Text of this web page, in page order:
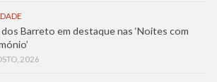
dos Barreto em destaque nas ‘Noites com
2026